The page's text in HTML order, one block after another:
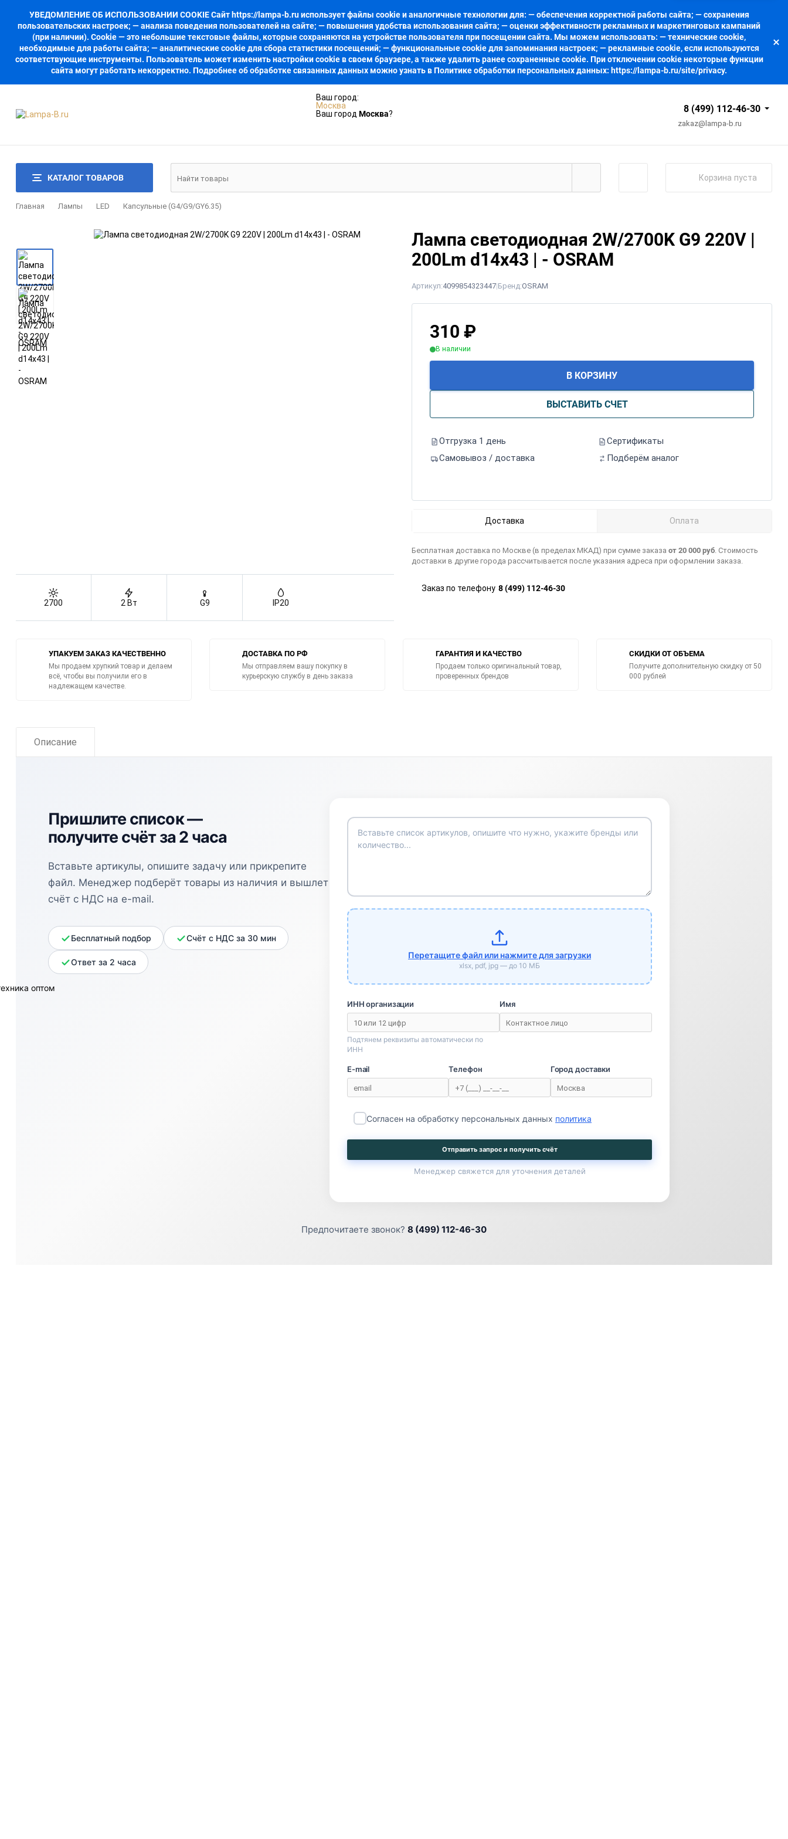
УВЕДОМЛЕНИЕ ОБ ИСПОЛЬЗОВАНИИ COOKIE Сайт https://lampa-b.ru использует файлы cookie и аналогичные технологии для: — обеспечения корректной работы сайта; — сохранения
пользовательских настроек; — анализа поведения пользователей на сайте; — повышения удобства использования сайта; — оценки эффективности рекламных и маркетинговых кампаний
(при наличии). Cookie — это небольшие текстовые файлы, которые сохраняются на устройстве пользователя при посещении сайта. Мы можем использовать: — технические cookie,
необходимые для работы сайта; — аналитические cookie для сбора статистики посещений; — функциональные cookie для запоминания настроек; — рекламные cookie, если используются
соответствующие инструменты. Пользователь может изменить настройки cookie в своем браузере, а также удалить ранее сохраненные cookie. При отключении cookie некоторые функции
сайта могут работать некорректно. Подробнее об обработке связанных данных можно узнать в Политике обработки персональных данных: https://lampa-b.ru/site/privacy.
Ваш город:
Москва
Ваш город Москва? 8 (499) 112-46-30
zakaz@lampa-b.ru
КАТАЛОГ ТОВАРОВ Корзина пуста
Главная Лампы LED Капсульные (G4/G9/GY6.35)
2700 2 Вт G9 IP20
Лампа светодиодная 2W/2700K G9 220V |
200Lm d14x43 | - OSRAM
Артикул:4099854323447|Бренд:OSRAM
310₽
В наличии
В КОРЗИНУ
ВЫСТАВИТЬ СЧЕТ
Отгрузка 1 день
Сертификаты
Самовывоз / доставка
Подберём аналог
Доставка Оплата
Бесплатная доставка по Москве (в пределах МКАД) при сумме заказа от 20 000 руб. Стоимость
доставки в другие города рассчитывается после указания адреса при оформлении заказа.
Заказ по телефону 8 (499) 112-46-30
УПАКУЕМ ЗАКАЗ КАЧЕСТВЕННО
Мы продаем хрупкий товар и делаем
всё, чтобы вы получили его в
надлежащем качестве.
ДОСТАВКА ПО РФ
Мы отправляем вашу покупку в
курьерскую службу в день заказа
ГАРАНТИЯ И КАЧЕСТВО
Продаем только оригинальный товар,
проверенных брендов
СКИДКИ ОТ ОБЪЕМА
Получите дополнительную скидку от 50
000 рублей
Описание
Пришлите список —
получите счёт за 2 часа
Вставьте артикулы, опишите задачу или прикрепите
файл. Менеджер подберёт товары из наличия и вышлет
счёт с НДС на e-mail.
Бесплатный подбор Счёт с НДС за 30 мин
Ответ за 2 часа
Перетащите файл или нажмите для загрузки
xlsx, pdf, jpg — до 10 МБ
ИНН организации
Подтянем реквизиты автоматически по
ИНН
Имя
E-mail Телефон Город доставки
Согласен на обработку персональных данных политика
Отправить запрос и получить счёт
Менеджер свяжется для уточнения деталей
Предпочитаете звонок? 8 (499) 112-46-30